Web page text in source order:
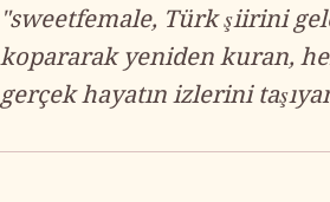
"sweetfemale, Türk şiirini
kopararak yeniden kuran,
gerçek hayatın izlerini